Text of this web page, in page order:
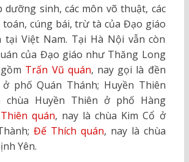
dưỡng sinh, các môn võ thuật, các
cúng bái, trừ tà của Đạo giáo
tại Việt Nam. Tại Hà Nội vẫn còn
của Đạo giáo như Thăng Long
Trấn Vũ quán, nay gọi là đền
phố Quán Thánh; Huyền Thiên
chùa Huyền Thiên ở phố Hàng
quán, nay là chùa Kim Cổ ở
Đế Thích quán, nay là chùa
Yên.